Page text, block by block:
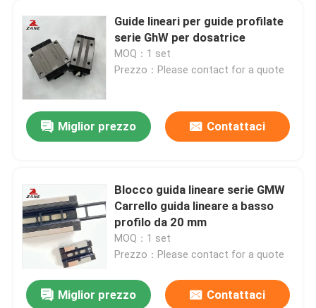
Guide lineari per guide profilate
serie GhW per dosatrice
MOQ：1 set
Prezzo：Please contact for a quote
Miglior prezzo Contattaci
Blocco guida lineare serie GMW
Carrello guida lineare a basso
profilo da 20 mm
MOQ：1 set
Prezzo：Please contact for a quote
Miglior prezzo Contattaci